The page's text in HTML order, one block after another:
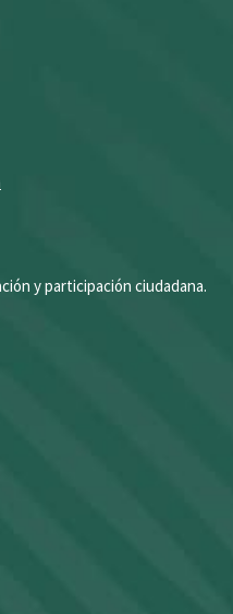
y participación ciudadana.